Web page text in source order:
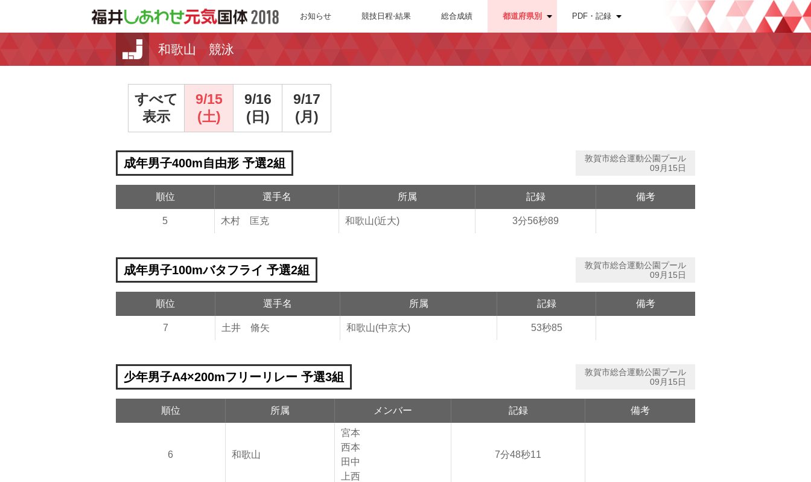
お知らせ 競技日程⋅結果 総合成績 都道府県別 PDF・記録
和歌山 競泳
すべて
表示
9/15
(土)
9/16
(日)
9/17
(月)
成年男子400m自由形 予選2組
敦賀市総合運動公園プール
09月15日
順位 選手名 所属 記録 備考
5 木村 匡克 和歌山(近大) 3分56秒89
成年男子100mバタフライ 予選2組
敦賀市総合運動公園プール
09月15日
順位 選手名 所属 記録 備考
7 土井 脩矢 和歌山(中京大) 53秒85
少年男子A4×200mフリーリレー 予選3組
敦賀市総合運動公園プール
09月15日
順位 所属 メンバー 記録 備考
6 和歌山
宮本
西本
田中
上西
7分48秒11